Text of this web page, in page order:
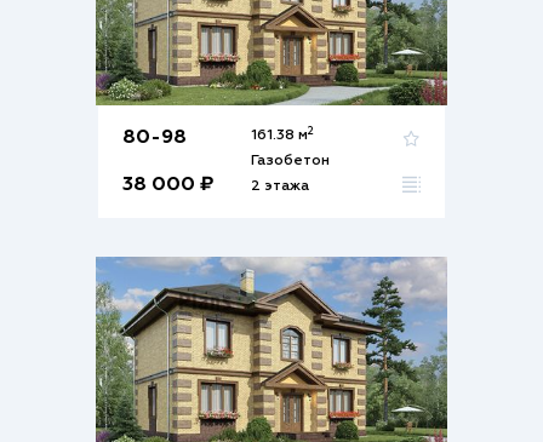
80-98
38 000 ₽
161.38 м2
Газобетон
2 этажа